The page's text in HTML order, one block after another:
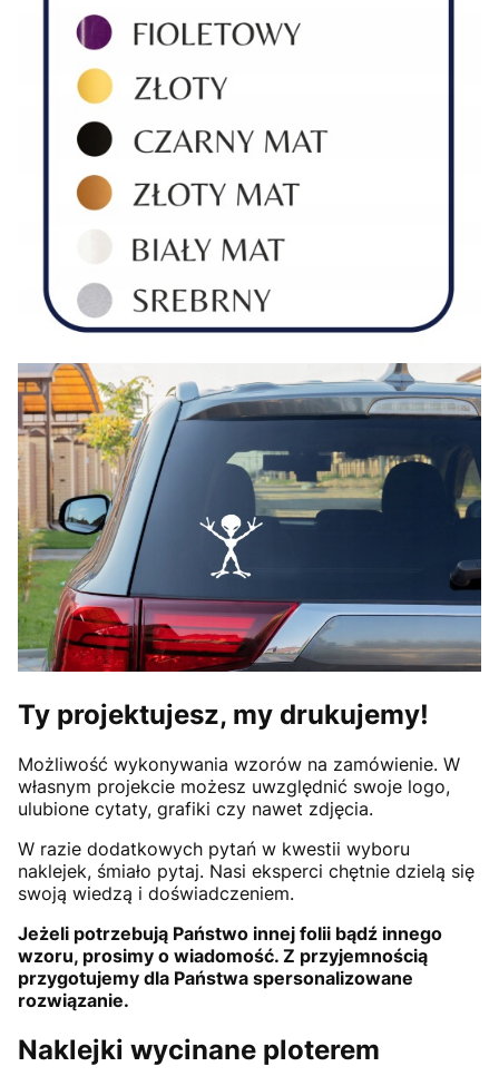
Ty projektujesz, my drukujemy!
Możliwość wykonywania wzorów na zamówienie. W
własnym projekcie możesz uwzględnić swoje logo,
ulubione cytaty, grafiki czy nawet zdjęcia.
W razie dodatkowych pytań w kwestii wyboru
naklejek, śmiało pytaj. Nasi eksperci chętnie dzielą się
swoją wiedzą i doświadczeniem.
Jeżeli potrzebują Państwo innej folii bądź innego
wzoru, prosimy o wiadomość. Z przyjemnością
przygotujemy dla Państwa spersonalizowane
rozwiązanie.
Naklejki wycinane ploterem